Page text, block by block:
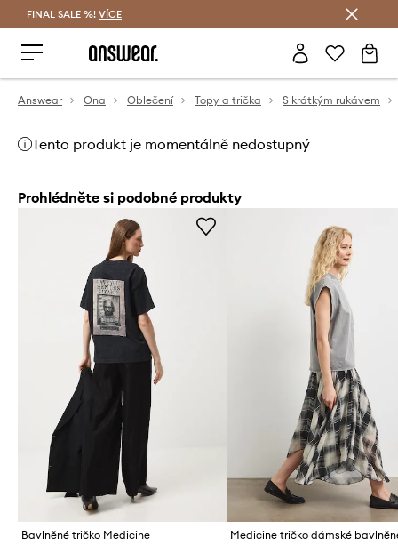
FINAL SALE %! VÍCE
Answear Ona Oblečení Topy a trička S krátkým rukávem
Tento produkt je momentálně nedostupný
Prohlédněte si podobné produkty
Bavlněné tričko Medicine
Medicine tričko dámské